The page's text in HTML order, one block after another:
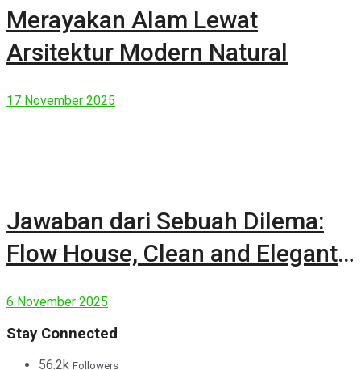
Merayakan Alam Lewat
Arsitektur Modern Natural
17 November 2025
Jawaban dari Sebuah Dilema:
Flow House, Clean and Elegant
6 November 2025
Stay Connected
56.2k Followers